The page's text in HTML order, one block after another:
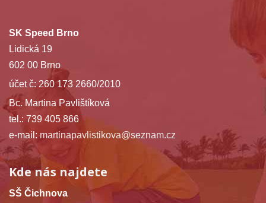
SK Speed Brno
Lidická 19
602 00 Brno
účet č: 260 173 2660/2010
Bc. Martina Pavlištíková
tel.: 739 405 866
e-mail: martinapavlistikova@seznam.cz
Kde nás najdete
SŠ Čichnova